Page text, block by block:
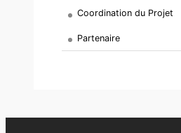
Coordination du Projet
Partenaire